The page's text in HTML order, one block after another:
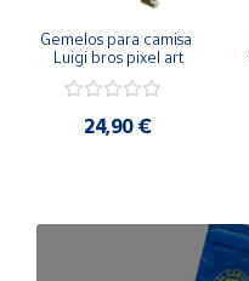
Gemelos para camisa
Luigi bros pixel art
24,90 €